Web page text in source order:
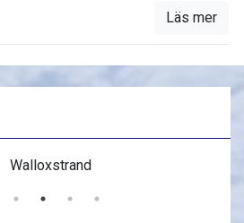
Läs mer